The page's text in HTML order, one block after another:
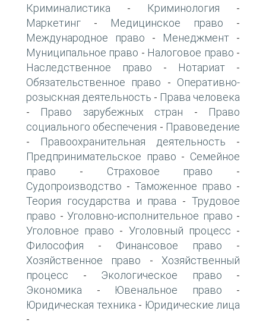
Криминалистика - Криминология -
Маркетинг - Медицинское право -
Международное право - Менеджмент -
Муниципальное право - Налоговое право -
Наследственное право - Нотариат -
Обязательственное право - Оперативно-
розыскная деятельность - Права человека
- Право зарубежных стран -
Право
социального обеспечения - Правоведение
- Правоохранительная деятельность -
Предпринимательское право - Семейное
право - Страховое право -
Судопроизводство - Таможенное право -
Теория государства и права -Трудовое
право - Уголовно-исполнительное право -
Уголовное право - Уголовный процесс -
Философия - Финансовое право -
Хозяйственное право - Хозяйственный
процесс - Экологическое право -
Экономика - Ювенальное право -
Юридическая техника - Юридические лица
-